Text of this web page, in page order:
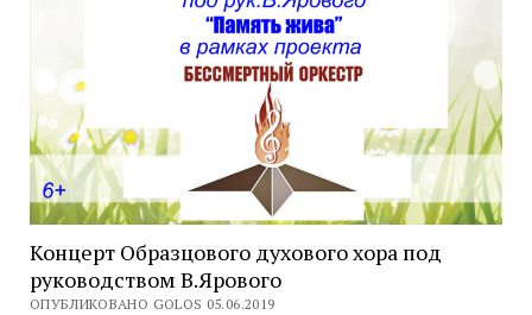
Концерт Образцового духового хора под
руководством В.Ярового
ОПУБЛИКОВАНО GOLOS 05.06.2019